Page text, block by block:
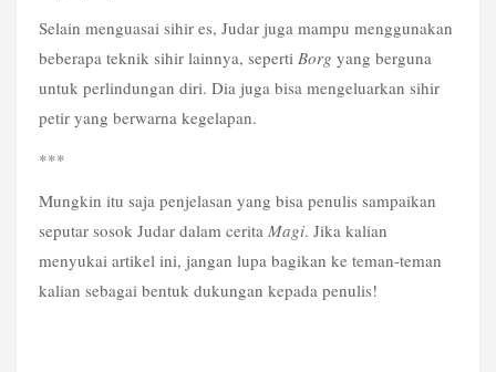
Selain menguasai sihir es, Judar juga mampu menggunakan
beberapa teknik sihir lainnya, seperti Borg yang berguna
untuk perlindungan diri. Dia juga bisa mengeluarkan sihir
petir yang berwarna kegelapan.
***
Mungkin itu saja penjelasan yang bisa penulis sampaikan
seputar sosok Judar dalam cerita Magi. Jika kalian
menyukai artikel ini, jangan lupa bagikan ke teman-teman
kalian sebagai bentuk dukungan kepada penulis!